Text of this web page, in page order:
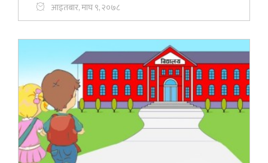
आइतबार, माघ ९, २०७८